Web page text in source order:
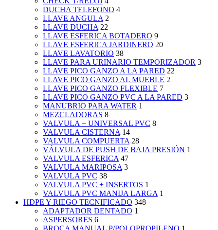
DUCHA TELEFONO 4
LLAVE ANGULA 2
LLAVE DUCHA 22
LLAVE ESFERICA BOTADERO 9
LLAVE ESFERICA JARDINERO 20
LLAVE LAVATORIO 38
LLAVE PARA URINARIO TEMPORIZADOR 3
LLAVE PICO GANZO A LA PARED 22
LLAVE PICO GANZO AL MUEBLE 2
LLAVE PICO GANZO FLEXIBLE 7
LLAVE PICO GANZO PVC A LA PARED 3
MANUBRIO PARA WATER 1
MEZCLADORAS 8
VALVULA + UNIVERSAL PVC 8
VALVULA CISTERNA 14
VALVULA COMPUERTA 28
VÁLVULA DE PUSH DE BAJA PRESIÓN 1
VALVULA ESFERICA 47
VALVULA MARIPOSA 3
VALVULA PVC 38
VALVULA PVC + INSERTOS 1
VALVULA PVC MANIJA LARGA 1
HDPE Y RIEGO TECNIFICADO 348
ADAPTADOR DENTADO 1
ASPERSORES 6